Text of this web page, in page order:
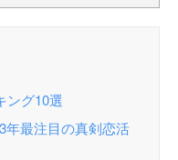
ング10選
年最注目の真剣恋活